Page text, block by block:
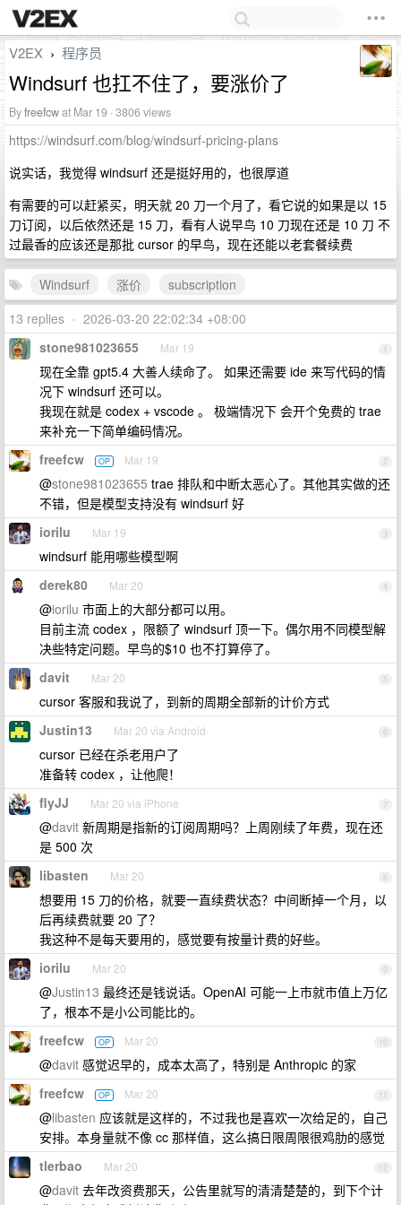
V2EX › 程序员
Windsurf 也扛不住了，要涨价了
Byfreefcwat Mar 19 · 3806 views
https://windsurf.com/blog/windsurf-pricing-plans
说实话，我觉得 windsurf 还是挺好用的，也很厚道
有需要的可以赶紧买，明天就 20 刀一个月了，看它说的如果是以 15
刀订阅，以后依然还是 15 刀，看有人说早鸟 10 刀现在还是 10 刀 不
过最香的应该还是那批 cursor 的早鸟，现在还能以老套餐续费
Windsurf 涨价
subscription
13 replies • 2026-03-20 22:02:34 +08:00
1
stone981023655 Mar 19
现在全靠 gpt5.4 大善人续命了。 如果还需要 ide 来写代码的情
况下 windsurf 还可以。
我现在就是 codex + vscode 。 极端情况下 会开个免费的 trae
来补充一下简单编码情况。
2
freefcw OP Mar 19
@stone981023655 trae 排队和中断太恶心了。其他其实做的还
不错，但是模型支持没有 windsurf 好
3
iorilu Mar 19
windsurf 能用哪些模型啊
4
derek80 Mar 20
@iorilu 市面上的大部分都可以用。
目前主流 codex ，限额了 windsurf 顶一下。偶尔用不同模型解
决些特定问题。早鸟的$10 也不打算停了。
5
davit Mar 20
cursor 客服和我说了，到新的周期全部新的计价方式
6
Justin13 Mar 20 via Android
cursor 已经在杀老用户了
准备转 codex ，让他爬！
7
flyJJ Mar 20 via iPhone
@davit 新周期是指新的订阅周期吗？上周刚续了年费，现在还
是 500 次
8
libasten Mar 20
想要用 15 刀的价格，就要一直续费状态？中间断掉一个月，以
后再续费就要 20 了？
我这种不是每天要用的，感觉要有按量计费的好些。
9
iorilu Mar 20
@Justin13 最终还是钱说话。OpenAI 可能一上市就市值上万亿
了，根本不是小公司能比的。
10
freefcw OP Mar 20
@davit 感觉迟早的，成本太高了，特别是 Anthropic 的家
11
freefcw OP Mar 20
@libasten 应该就是这样的，不过我也是喜欢一次给足的，自己
安排。本身量就不像 cc 那样值，这么搞日限周限很鸡肋的感觉
12
tlerbao Mar 20
@davit 去年改资费那天，公告里就写的清清楚楚的，到下个计